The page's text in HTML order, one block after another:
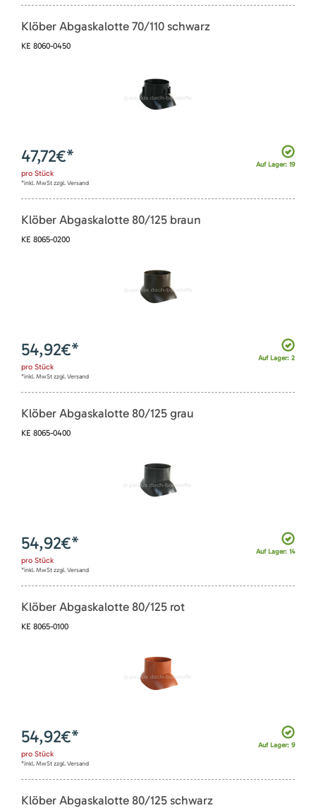
Klöber Abgaskalotte 70/110 schwarz
KE 8060-0450
Auf Lager: 19
47,72€*
pro Stück
*inkl. MwSt zzgl. Versand
Klöber Abgaskalotte 80/125 braun
KE 8065-0200
Auf Lager: 2
54,92€*
pro Stück
*inkl. MwSt zzgl. Versand
Klöber Abgaskalotte 80/125 grau
KE 8065-0400
Auf Lager: 14
54,92€*
pro Stück
*inkl. MwSt zzgl. Versand
Klöber Abgaskalotte 80/125 rot
KE 8065-0100
Auf Lager: 9
54,92€*
pro Stück
*inkl. MwSt zzgl. Versand
Klöber Abgaskalotte 80/125 schwarz